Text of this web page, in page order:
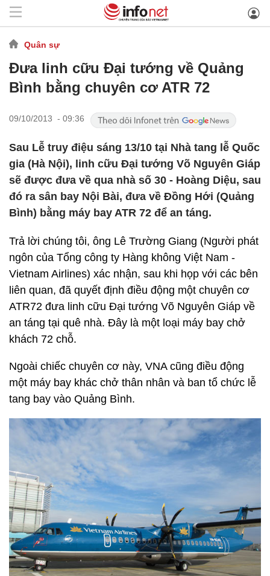
Quân sự
Đưa linh cữu Đại tướng về Quảng
Bình bằng chuyên cơ ATR 72
09/10/2013 - 09:36
Sau Lễ truy điệu sáng 13/10 tại Nhà tang lễ Quốc
gia (Hà Nội), linh cữu Đại tướng Võ Nguyên Giáp
sẽ được đưa về qua nhà số 30 - Hoàng Diệu, sau
đó ra sân bay Nội Bài, đưa về Đồng Hới (Quảng
Bình) bằng máy bay ATR 72 để an táng.
Trả lời chúng tôi, ông Lê Trường Giang (Người phát
ngôn của Tổng công ty Hàng không Việt Nam -
Vietnam Airlines) xác nhận, sau khi họp với các bên
liên quan, đã quyết định điều động một chuyên cơ
ATR72 đưa linh cữu Đại tướng Võ Nguyên Giáp về
an táng tại quê nhà. Đây là một loại máy bay chở
khách 72 chỗ.
Ngoài chiếc chuyên cơ này, VNA cũng điều động
một máy bay khác chở thân nhân và ban tổ chức lễ
tang bay vào Quảng Bình.